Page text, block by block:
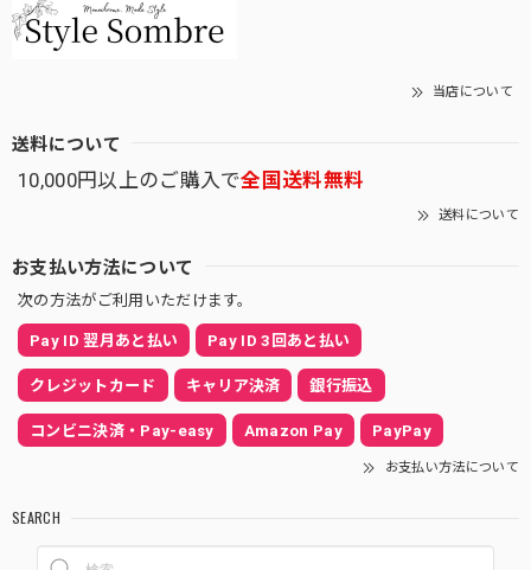
当店について
送料について
10,000円以上のご購入で全国送料無料
送料について
お支払い方法について
次の方法がご利用いただけます。
Pay ID 翌月あと払い Pay ID 3回あと払い
クレジットカード キャリア決済 銀行振込
コンビニ決済・Pay-easy Amazon Pay PayPay
お支払い方法について
SEARCH